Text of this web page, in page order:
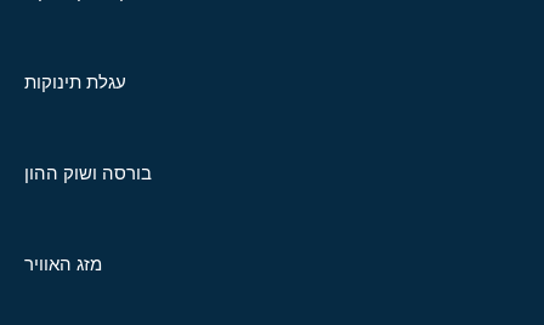
עגלת תינוקות
בורסה ושוק ההון
מזג האוויר